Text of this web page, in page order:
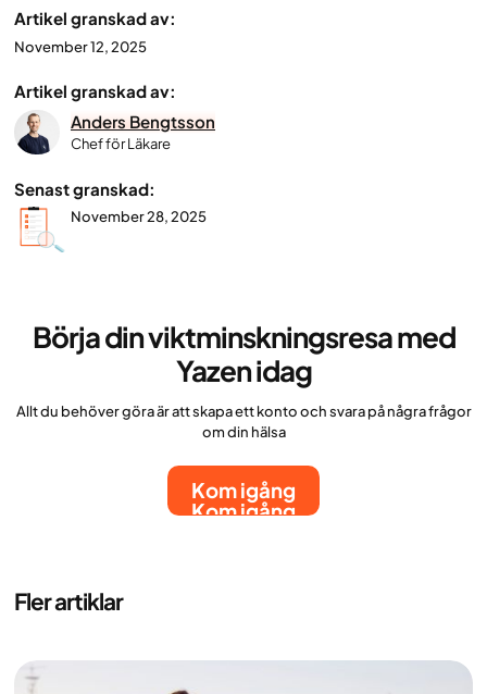
Artikel granskad av:
November 12, 2025
Artikel granskad av:
Anders Bengtsson
Chef för Läkare
Senast granskad:
November 28, 2025
Börja din viktminskningsresa med
Yazen idag
Allt du behöver göra är att skapa ett konto och svara på några frågor
om din hälsa
Kom igång
Kom igång
Fler artiklar